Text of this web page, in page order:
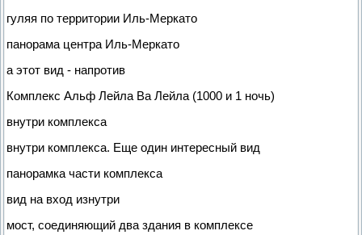
гуляя по территории Иль-Меркато
панорама центра Иль-Меркато
а этот вид - напротив
Комплекс Альф Лейла Ва Лейла (1000 и 1 ночь)
внутри комплекса
внутри комплекса. Еще один интересный вид
панорамка части комплекса
вид на вход изнутри
мост, соединяющий два здания в комплексе